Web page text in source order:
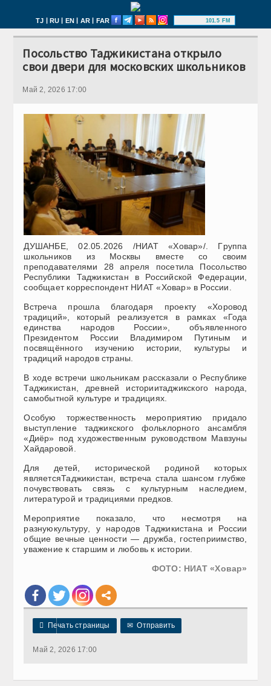
TJ | RU | EN | AR | FAR 101.5 FM
Посольство Таджикистана открыло
свои двери для московских школьников
Май 2, 2026 17:00
ДУШАНБЕ, 02.05.2026 /НИАТ «Ховар»/. Группа
школьников из
Москвы вместе со своим
преподавателями
28 апреля
посетила Посольство
Республики Таджикистан в Российской Федерации
сообщает корреспондент НИАТ«Ховар» в России
Встреча прошлаблагодаря проекту «Хоровод
традиций» , который реализуется в рамках «Года
единства народов России»,
объявленного
Президентом России Владимиром Путиным и
посвящённогоизучению истории, культуры и
традиций народов страны.
В ходе встречи школьникам рассказали о Республике
Таджикистан, древней историитаджикского народа
самобытной культуре и традициях.
Особую торжественность мероприятию придало
выступление таджикского фольклорного ансамбля
«Диёр» под художественным руководством Мавзуны
Хайдаровой.
Для детей, исторической родиной которых
являетсяТаджикистан, встреча стала шансом глубже
почувствовать связь с культурным наследием,
литературой и традициями предков.
Мероприятие показало, что несмотря на
разнуюкультуру , у народов Таджикистана и России
общие вечные ценности — дружба, гостеприимство,
уважение к старшим и любовь к истории.
ФОТО: НИАТ«Ховар»
 Печать страницы ✉ Отправить
Май 2, 2026 17:00